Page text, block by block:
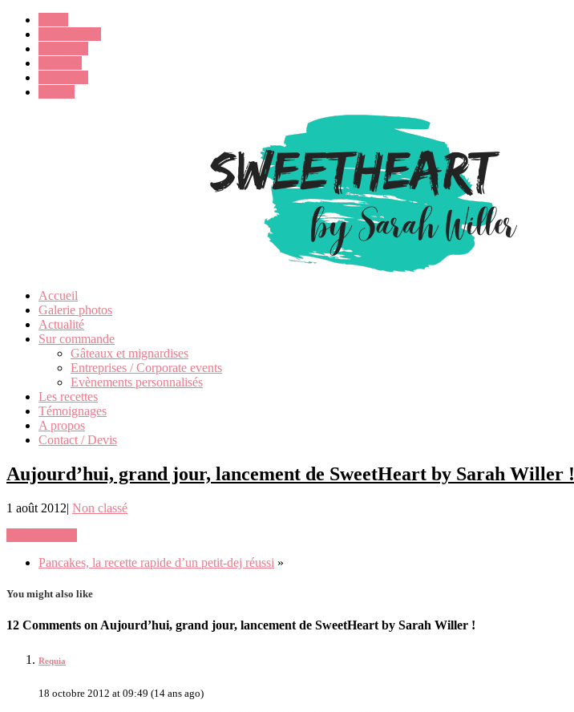
Accueil
Galerie photos
Actualité
Sur commande
Gâteaux et mignardises
Entreprises / Corporate events
Evènements personnalisés
Les recettes
Témoignages
A propos
Contact / Devis
Aujourd’hui, grand jour, lancement de SweetHeart by Sarah Willer !
1 août 2012| Non classé
Pancakes, la recette rapide d’un petit-dej réussi »
You might also like
12 Comments on Aujourd’hui, grand jour, lancement de SweetHeart by Sarah Willer !
Requia
18 octobre 2012 at 09:49 (14 ans ago)